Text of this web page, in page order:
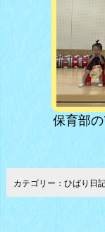
保育部
カテゴリー：ひばり日